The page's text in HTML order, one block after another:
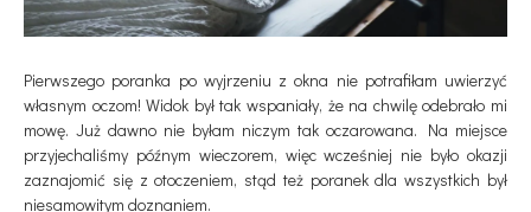
Pierwszego poranka po wyjrzeniu z okna nie potrafiłam uwierzyć
własnym oczom! Widok był tak wspaniały, że na chwilę odebrało mi
mowę. Już dawno nie byłam niczym tak oczarowana. Na miejsce
przyjechaliśmy późnym wieczorem, więc wcześniej nie było okazji
zaznajomić się z otoczeniem, stąd też poranek dla wszystkich był
niesamowitym doznaniem.